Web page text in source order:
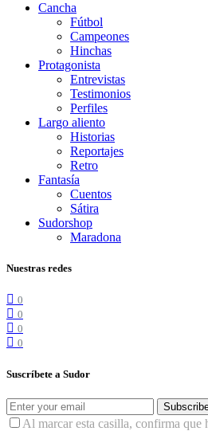
Cancha
Fútbol
Campeones
Hinchas
Protagonista
Entrevistas
Testimonios
Perfiles
Largo aliento
Historias
Reportajes
Retro
Fantasía
Cuentos
Sátira
Sudorshop
Maradona
Nuestras redes
0
0
0
0
Suscríbete a Sudor
Al marcar esta casilla, confirma que